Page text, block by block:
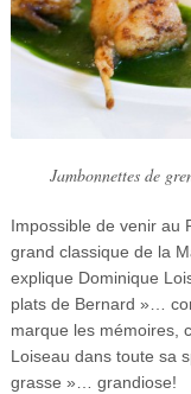
Jambonnettes de
Impossible de venir au
grand classique de la
explique Dominique
plats de Bernard »…
marque les mémoires,
Loiseau dans toute sa
grasse »… grandiose!